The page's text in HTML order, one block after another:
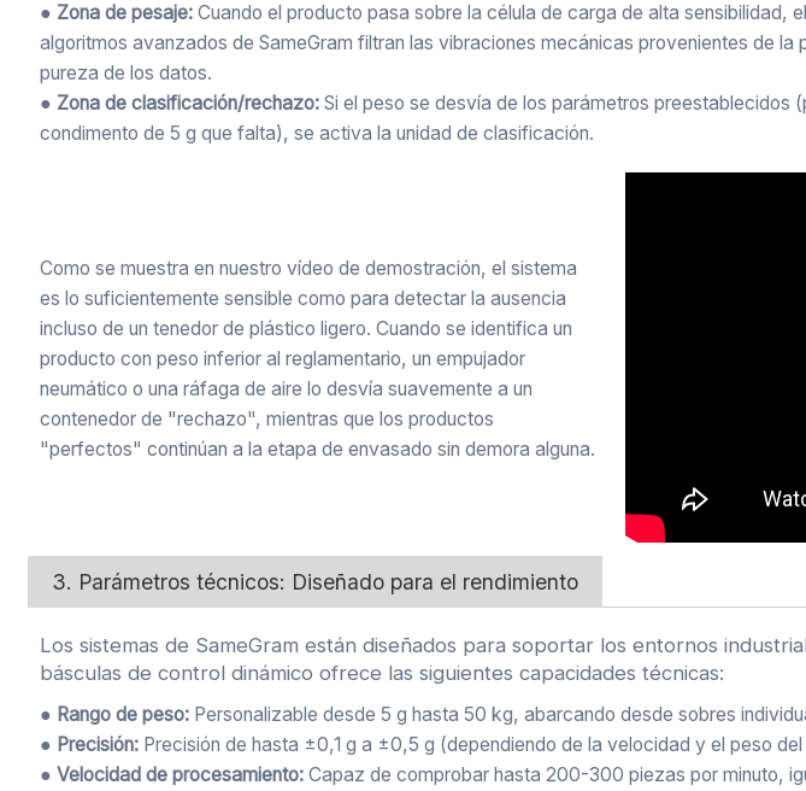
● Zona de pesaje: Cuando el producto pasa sobre la célula de carga de alta sensibilidad,
algoritmos avanzados de SameGram filtran las vibraciones mecánicas provenientes de la
pureza de los datos.
● Zona de clasificación/rechazo: Si el peso se desvía de los parámetros preestablecidos
condimento de 5 g que falta), se activa la unidad de clasificación.
Como se muestra en nuestro vídeo de demostración, el sistema
es lo suficientemente sensible como para detectar la ausencia
incluso de un tenedor de plástico ligero. Cuando se identifica un
producto con peso inferior al reglamentario, un empujador
neumático o una ráfaga de aire lo desvía suavemente a un
contenedor de "rechazo", mientras que los productos
"perfectos" continúan a la etapa de envasado sin demora alguna.
3. Parámetros técnicos: Diseñado para el rendimiento
Los sistemas de SameGram están diseñados para soportar los entornos
básculas de control dinámico ofrece las siguientes capacidades técnicas:
● Rango de peso: Personalizable desde 5 g hasta 50 kg, abarcando desde sobres
● Precisión: Precisión de hasta ±0,1 g a ±0,5 g (dependiendo de la velocidad y el peso
● Velocidad de procesamiento: Capaz de comprobar hasta 200-300 piezas por minuto,